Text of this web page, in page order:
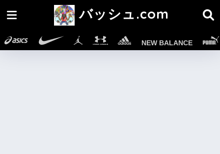
バッシュ.com
NEW BALANCE